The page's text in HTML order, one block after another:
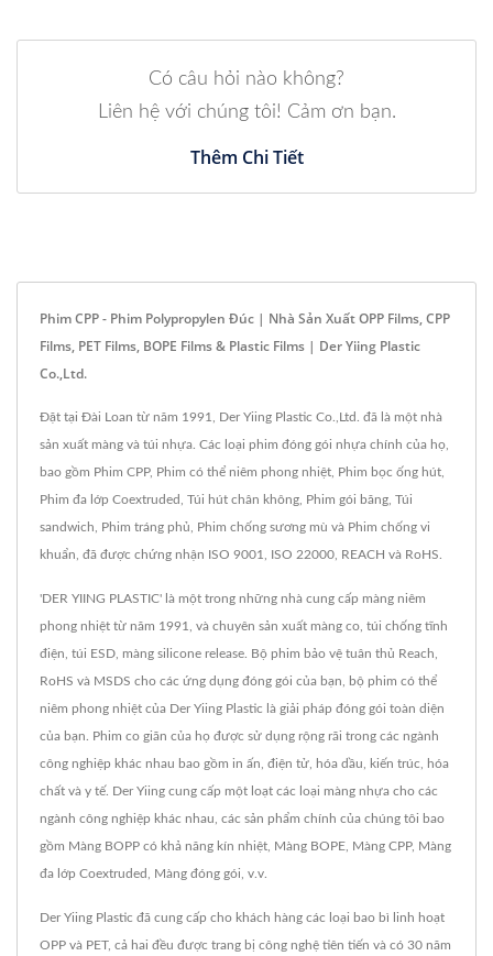
Có câu hỏi nào không?
Liên hệ với chúng tôi! Cảm ơn bạn.
Thêm Chi Tiết
Phim CPP - Phim Polypropylen Đúc | Nhà Sản Xuất OPP Films, CPP
Films, PET Films, BOPE Films & Plastic Films | Der Yiing Plastic
Co.,Ltd.
Đặt tại Đài Loan từ năm 1991, Der Yiing Plastic Co.,Ltd. đã là một nhà
sản xuất màng và túi nhựa. Các loại phim đóng gói nhựa chính của họ,
bao gồm Phim CPP, Phim có thể niêm phong nhiệt, Phim bọc ống hút,
Phim đa lớp Coextruded, Túi hút chân không, Phim gói băng, Túi
sandwich, Phim tráng phủ, Phim chống sương mù và Phim chống vi
khuẩn, đã được chứng nhận ISO 9001, ISO 22000, REACH và RoHS.
'DER YIING PLASTIC' là một trong những nhà cung cấp màng niêm
phong nhiệt từ năm 1991, và chuyên sản xuất màng co, túi chống tĩnh
điện, túi ESD, màng silicone release. Bộ phim bảo vệ tuân thủ Reach,
RoHS và MSDS cho các ứng dụng đóng gói của bạn, bộ phim có thể
niêm phong nhiệt của Der Yiing Plastic là giải pháp đóng gói toàn diện
của bạn. Phim co giãn của họ được sử dụng rộng rãi trong các ngành
công nghiệp khác nhau bao gồm in ấn, điện tử, hóa dầu, kiến trúc, hóa
chất và y tế. Der Yiing cung cấp một loạt các loại màng nhựa cho các
ngành công nghiệp khác nhau, các sản phẩm chính của chúng tôi bao
gồm Màng BOPP có khả năng kín nhiệt, Màng BOPE, Màng CPP, Màng
đa lớp Coextruded, Màng đóng gói, v.v.
Der Yiing Plastic đã cung cấp cho khách hàng các loại bao bì linh hoạt
OPP và PET, cả hai đều được trang bị công nghệ tiên tiến và có 30 năm